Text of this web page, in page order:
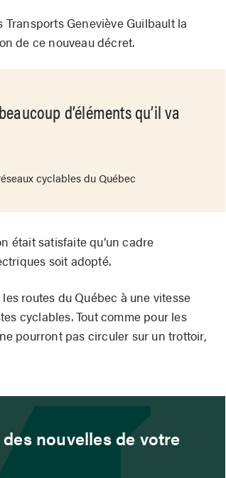
Transports Geneviève Guilbault la
de ce nouveau décret.
d’éléments qu’il va
cyclables du Québec
était satisfaite qu’un cadre
soit adopté.
routes du Québec à une vitesse
cyclables. Tout comme pour les
pourront pas circuler sur un trottoir,
nouvelles de votre